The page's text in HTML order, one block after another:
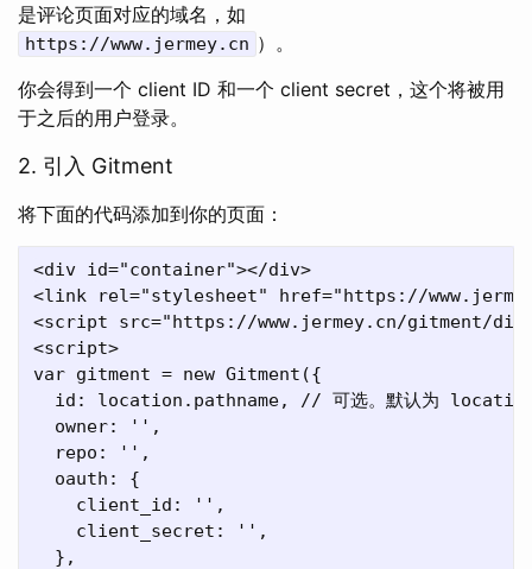
是评论页面对应的域名，如
https://www.jermey.cn ）。
你会得到一个 client ID 和一个 client secret，这个将被用
于之后的用户登录。
2. 引入 Gitment
将下面的代码添加到你的页面：
<div id="container"></div>
<link rel="stylesheet" href="https://
<script src="https://www.jermey.cn/gitment/
<script>
var gitment = new Gitment({
id: location.pathname, // 可选。默认为
  owner: '',
  repo: '',
  oauth: {
    client_id: '',
    client_secret: '',
  },